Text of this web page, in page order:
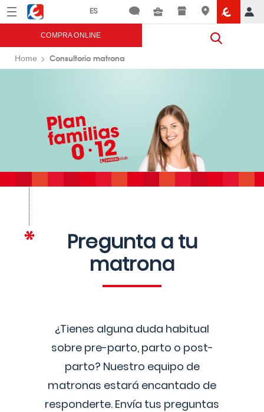
Menú Eroski
COMPRA ONLINE
Home Consultorio matrona
Pregunta a tu
matrona
¿Tienes alguna duda habitual
sobre pre-parto, parto o post-
parto? Nuestro equipo de
matronas estará encantado de
responderte. Envía tus preguntas